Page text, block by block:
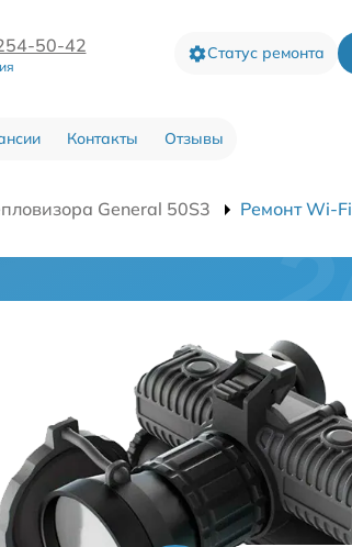
50-42 Статус ремонта
Контакты Отзывы
General 50S3 Ремонт Wi-Fi